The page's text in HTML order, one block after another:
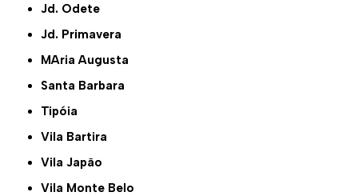
Jd. Odete
Jd. Primavera
MAria Augusta
Santa Barbara
Tipóia
Vila Bartira
Vila Japão
Vila Monte Belo